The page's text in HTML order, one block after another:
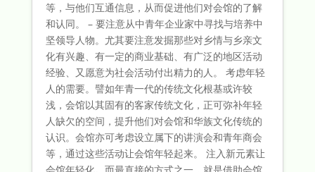
等，与他们互通信息，从而促进他们对会馆的了解
和认同。 – 要注意从中青年企业家中寻找与培养中
坚领导人物。尤其要注意发掘那些对乡情与乡亲文
化有兴趣、有一定的商业基础、有广泛的地区活动
经验、又愿意为社会活动付出精力的人。 考虑年轻
人的需要。譬如年青一代的传统文化根基或许较
浅，会馆以其固有的客家传统文化，正可弥补年轻
人缺欠的空间，提升他们对会馆和华族文化传统的
认识。会馆亦可考虑设立属下的讲演会和青年商会
等，通过这些活动让会馆年轻起来。 注入新元素让